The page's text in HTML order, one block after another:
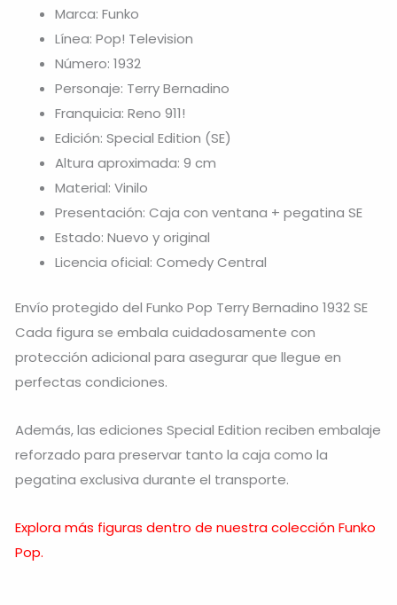
Marca: Funko
Línea: Pop! Television
Número: 1932
Personaje: Terry Bernadino
Franquicia: Reno 911!
Edición: Special Edition (SE)
Altura aproximada: 9 cm
Material: Vinilo
Presentación: Caja con ventana + pegatina SE
Estado: Nuevo y original
Licencia oficial: Comedy Central
Envío protegido del Funko Pop Terry Bernadino 1932 SE
Cada figura se embala cuidadosamente con
protección adicional para asegurar que llegue en
perfectas condiciones.
Además, las ediciones Special Edition reciben embalaje
reforzado para preservar tanto la caja como la
pegatina exclusiva durante el transporte.
Explora más figuras dentro de nuestra colección Funko
Pop.